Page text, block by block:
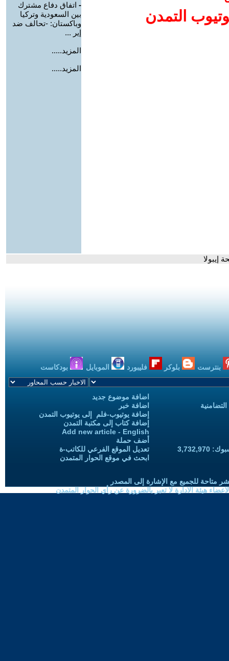
التمدن
- اتفاق دفاع مشترك
بين السعودية وتركيا
وباكستان: -تحالف ضد
إير ...
المزيد.....
المزيد.....
بنترست بلوكر فليبورد الموبايل بودكاست
اضافة موضوع جديد
اضافة خبر
إضافة يوتيوب-فلم إلى يوتيوب التمدن
إضافة كتاب إلى مكتبة التمدن
Add new article - English
أضف حملة
تعديل الموقع الفرعي للكاتب-ة
ابحث في موقع الحوار المتمدن
متاحة للجميع مع الإشارة إلى المصدر
هيئة الادارة لا تعبر بالضرورة عن رأي الحوار المتمدن